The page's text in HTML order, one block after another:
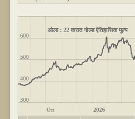
ओला : 22 करात गोल्ड ऐतिहासिक मूल्य
Oct 2026
300
400
500
600